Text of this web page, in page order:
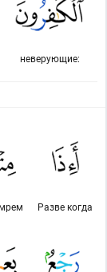
неверующие:
Разве когда